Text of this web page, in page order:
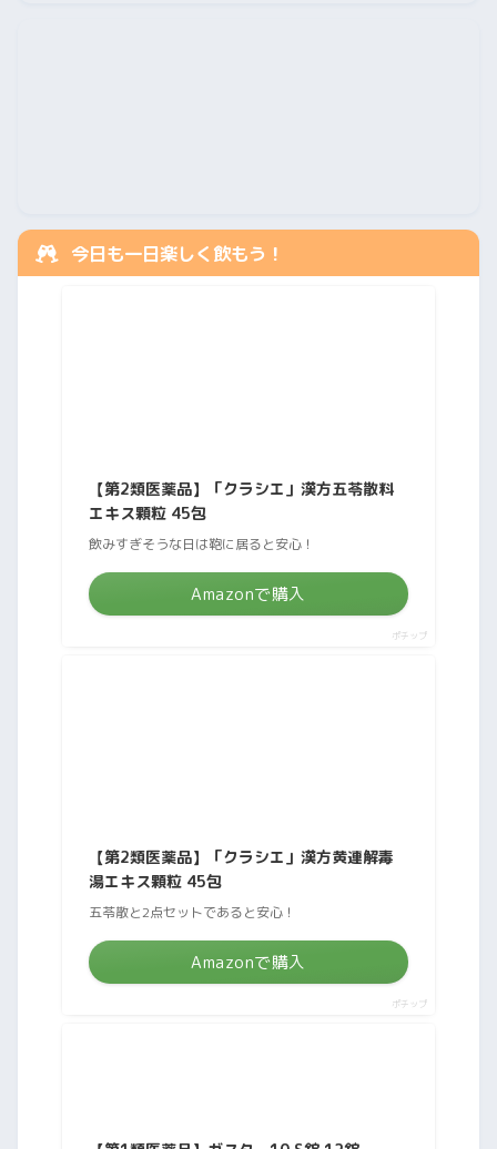
今日も一日楽しく飲もう！
【第2類医薬品】「クラシエ」漢方五苓散料
エキス顆粒 45包
飲みすぎそうな日は鞄に居ると安心！
Amazonで購入
ポチップ
【第2類医薬品】「クラシエ」漢方黄連解毒
湯エキス顆粒 45包
五苓散と2点セットであると安心！
Amazonで購入
ポチップ